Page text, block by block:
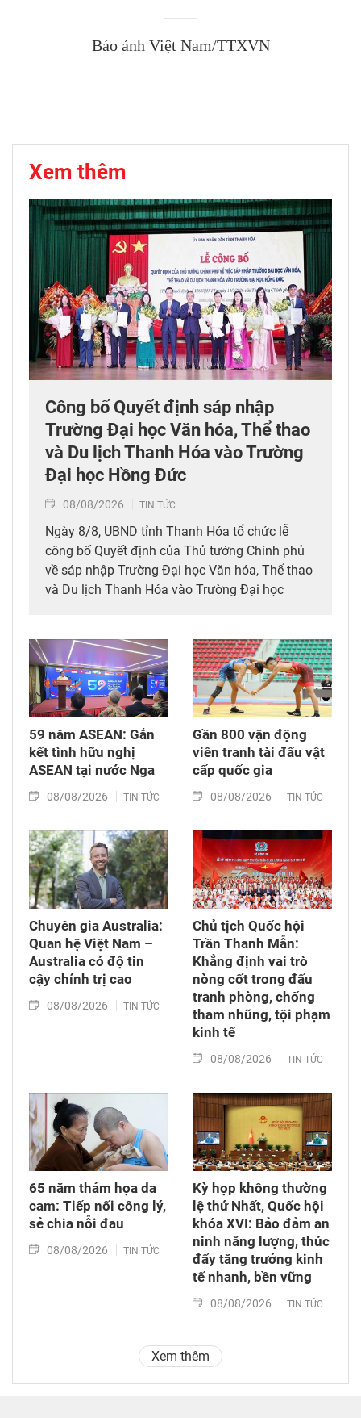
Báo ảnh Việt Nam/TTXVN
Xem thêm
Công bố Quyết định sáp nhập
Trường Đại học Văn hóa, Thể thao
và Du lịch Thanh Hóa vào Trường
Đại học Hồng Đức
08/08/2026 TIN TỨC
Ngày 8/8, UBND tỉnh Thanh Hóa tổ chức lễ
công bố Quyết định của Thủ tướng Chính phủ
về sáp nhập Trường Đại học Văn hóa, Thể thao
và Du lịch Thanh Hóa vào Trường Đại học
59 năm ASEAN: Gắn
kết tình hữu nghị
ASEAN tại nước Nga
08/08/2026 TIN TỨC
Gần 800 vận động
viên tranh tài đấu vật
cấp quốc gia
08/08/2026 TIN TỨC
Chuyên gia Australia:
Quan hệ Việt Nam –
Australia có độ tin
cậy chính trị cao
08/08/2026 TIN TỨC
Chủ tịch Quốc hội
Trần Thanh Mẫn:
Khẳng định vai trò
nòng cốt trong đấu
tranh phòng, chống
tham nhũng, tội phạm
kinh tế
08/08/2026 TIN TỨC
65 năm thảm họa da
cam: Tiếp nối công lý,
sẻ chia nỗi đau
08/08/2026 TIN TỨC
Kỳ họp không thường
lệ thứ Nhất, Quốc hội
khóa XVI: Bảo đảm an
ninh năng lượng, thúc
đẩy tăng trưởng kinh
tế nhanh, bền vững
08/08/2026 TIN TỨC
Xem thêm